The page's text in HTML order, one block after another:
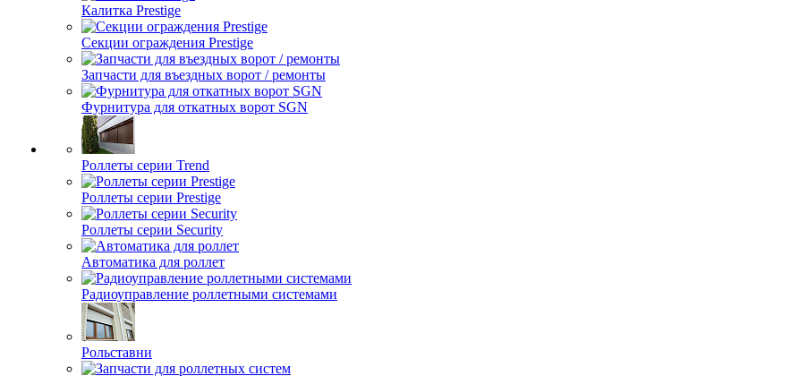
Калитка Prestige
Секции ограждения Prestige
Запчасти для въездных ворот / ремонты
Фурнитура для откатных ворот SGN
Роллеты серии Trend
Роллеты серии Prestige
Роллеты серии Security
Автоматика для роллет
Радиоуправление роллетными системами
Рольставни